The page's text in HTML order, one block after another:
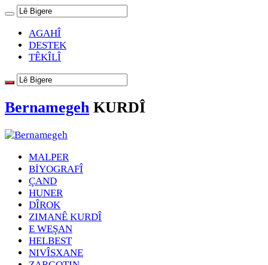
AGAHÎ
DESTEK
TÊKÎLÎ
Bernamegeh KURDÎ
MALPER
BİYOGRAFÎ
ÇAND
HUNER
DÎROK
ZIMANÊ KURDÎ
E WEŞAN
HELBEST
NIVÎSXANE